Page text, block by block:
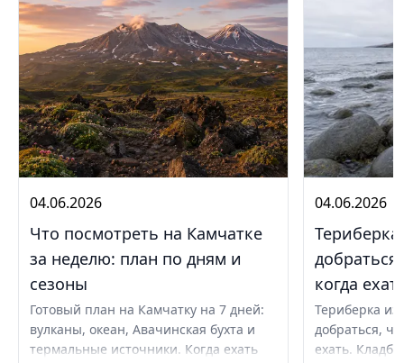
04.06.2026
Что посмотреть на Камчатке
за неделю: план по дням и
сезоны
Готовый план на Камчатку на 7 дней:
вулканы, океан, Авачинская бухта и
термальные источники. Когда ехать
04.06.2026
когда
Териберка
добраться,
ехать.